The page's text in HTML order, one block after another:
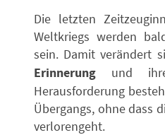
Die letzten
Weltkriegs werden
sein. Damit verändert
Erinnerung und ihre
Herausforderung
Übergangs, ohne dass
verlorengeht.